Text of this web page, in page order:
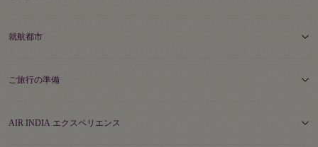
就航都市
ご旅行の準備
AIR INDIA エクスペリエンス